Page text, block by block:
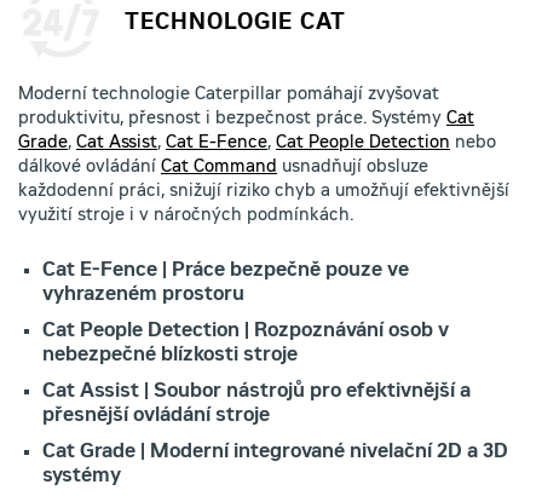
TECHNOLOGIE CAT
Moderní technologie Caterpillar pomáhají zvyšovat
produktivitu, přesnost i bezpečnost práce. Systémy Cat
Grade, Cat Assist, Cat E-Fence, Cat People Detection nebo
dálkové ovládání Cat Command usnadňují obsluze
každodenní práci, snižují riziko chyb a umožňují efektivnější
využití stroje i v náročných podmínkách.
Cat E-Fence | Práce bezpečně pouze ve
vyhrazeném prostoru
Cat People Detection | Rozpoznávání osob v
nebezpečné blízkosti stroje
Cat Assist | Soubor nástrojů pro efektivnější a
přesnější ovládání stroje
Cat Grade | Moderní integrované nivelační 2D a 3D
systémy